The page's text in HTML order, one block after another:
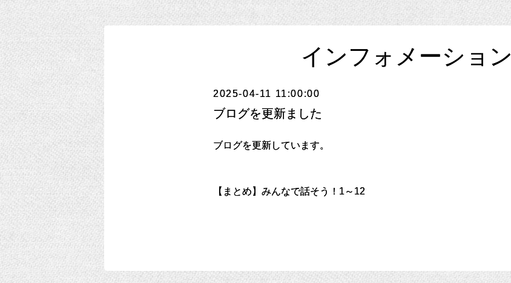
インフォメーション
2025-04-11 11:00:00
ブログを更新ました
ブログを更新しています。
【まとめ】みんなで話そう！1～12